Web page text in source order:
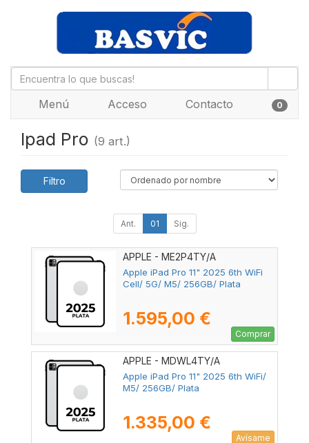
Menú Acceso Contacto 0
Ipad Pro (9 art.)
Filtro
Ant. 01 Sig.
APPLE - ME2P4TY/A
Apple iPad Pro 11" 2025 6th WiFi
Cell/ 5G/ M5/ 256GB/ Plata
1.595,00 €
Comprar
APPLE - MDWL4TY/A
Apple iPad Pro 11" 2025 6th WiFi/
M5/ 256GB/ Plata
1.335,00 €
Avísame